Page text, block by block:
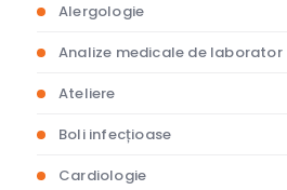
Alergologie
Analize medicale de laborator
Ateliere
Boli infecțioase
Cardiologie